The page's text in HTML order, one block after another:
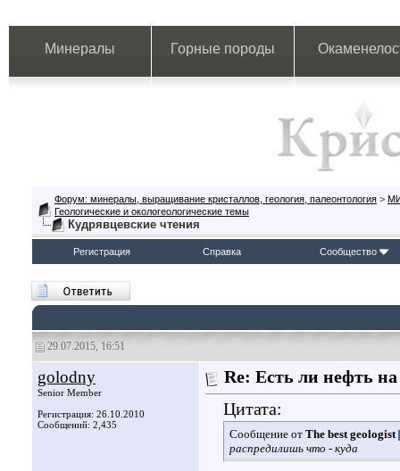
Минералы Горные породы
Форум: минералы, выращивание кристаллов, геология, палеонтология >
Геологические и окологеологические темы
Кудрявцевские чтения
Регистрация Справка Сообщество
29.07.2015, 16:51
golodny
Senior Member
Регистрация: 26.10.2010
Сообщений: 2,435
Re: Есть ли нефть на
Цитата:
Сообщение от The best geologist
распредилишь что - куда